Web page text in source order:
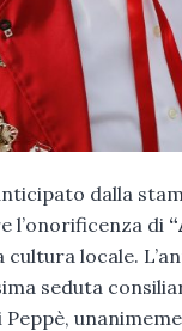
dalla
l’onorificenza di
cultura locale.
seduta